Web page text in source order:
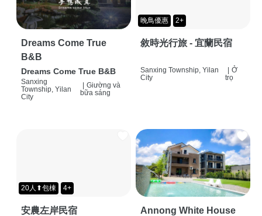
Dreams Come True
B&B
Dreams Come True B&B
Sanxing
Township, Yilan
City
Giường và
bữa sáng
晚鳥優惠 2+
敘時光行旅 - 宜蘭民宿
Sanxing Township, Yilan
City
| Ở
trọ
20人⬆包棟 4+
安農左岸民宿 Annong White House